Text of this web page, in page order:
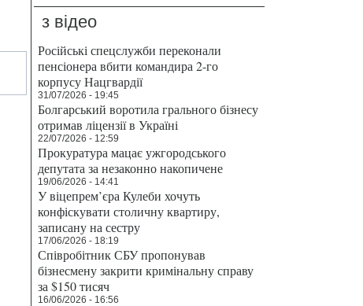
з відео
Російські спецслужби переконали
пенсіонера вбити командира 2-го
корпусу Нацгвардії
31/07/2026 - 19:45
Болгарський воротила грального бізнесу
отримав ліцензії в Україні
22/07/2026 - 12:59
Прокуратура мацає ужгородського
депутата за незаконно накопичене
19/06/2026 - 14:41
У віцепрем’єра Кулеби хочуть
конфіскувати столичну квартиру,
записану на сестру
17/06/2026 - 18:19
Співробітник СБУ пропонував
бізнесмену закрити кримінальну справу
за $150 тисяч
16/06/2026 - 16:56